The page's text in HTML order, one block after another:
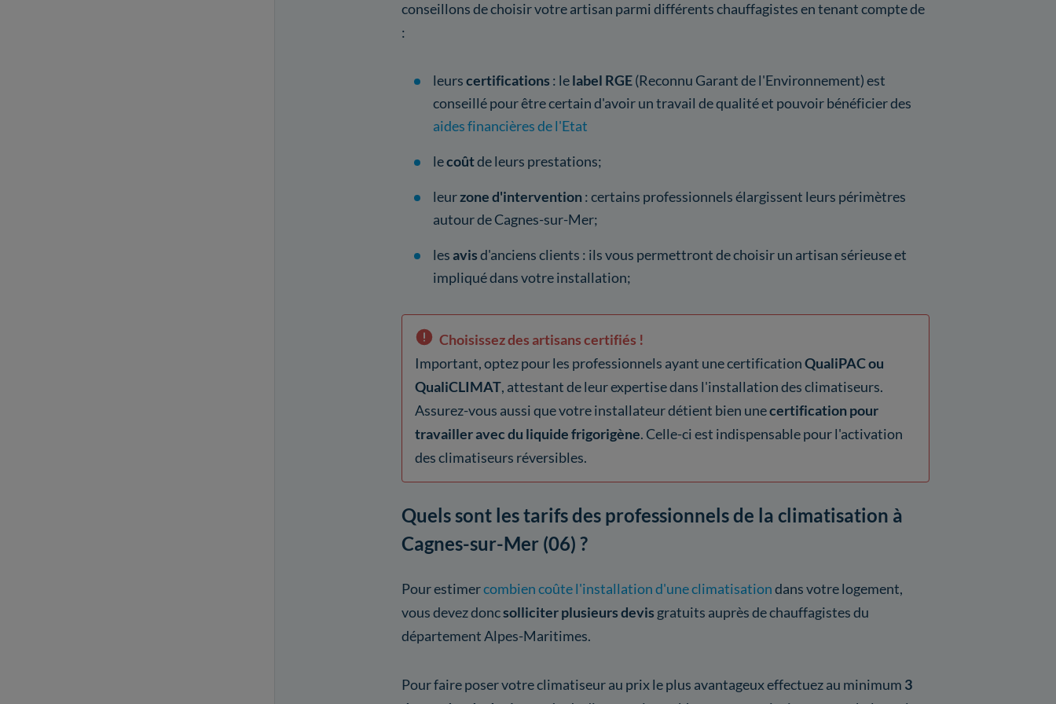
conseillons de choisir votre artisan parmi différents chauffagistes en tenant compte de
:
leurscertifications : lelabel RGE(Reconnu Garant de l'Environnement) est
conseillé pour être certain d'avoir un travail de qualité et pouvoir bénéficier des
aides financières de l'Etat
lecoûtde leurs prestations;
leurzone d'intervention: certains professionnels élargissent leurs périmètres
autour de Cagnes-sur-Mer;
lesavisd'anciens clients : ils vous permettront de choisir un artisan sérieuse et
impliqué dans votre installation;
Choisissez des artisans certifiés !
Important, optez pour les professionnels ayant une certificationQualiPAC ou
QualiCLIMAT, attestant de leur expertise dans l'installation des climatiseurs.
Assurez-vous aussi que votre installateur détient bien unecertification pour
travailler avec du liquide frigorigène. Celle-ci est indispensable pour l'activation
des climatiseurs réversibles.
Quels sont les tarifs des professionnels de la climatisation à
Cagnes-sur-Mer (06) ?
Pour estimercombien coûte l'installation d'une climatisationdans votre logement,
vous devez doncsolliciter plusieurs devis gratuits auprès de chauffagistes du
département Alpes-Maritimes.
Pour faire poser votre climatiseur au prix le plus avantageux effectuez au minimum 3